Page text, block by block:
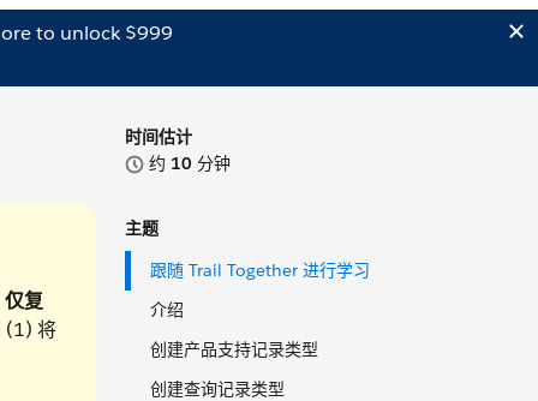
to unlock $999
时间估计
约 10 分钟
主题
跟随 Trail Together 进行学习
介绍
创建产品支持记录类型
创建查询记录类型
仅复
(1) 将